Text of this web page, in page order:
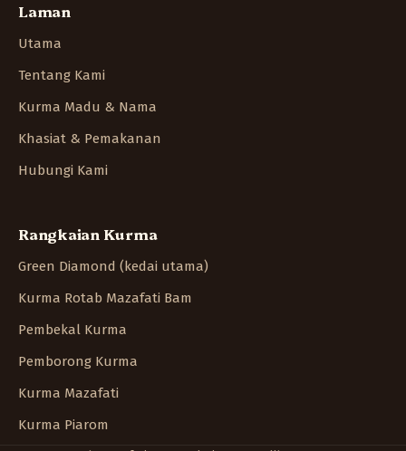
Laman
Utama
Tentang Kami
Kurma Madu & Nama
Khasiat & Pemakanan
Hubungi Kami
Rangkaian Kurma
Green Diamond (kedai utama)
Kurma Rotab Mazafati Bam
Pembekal Kurma
Pemborong Kurma
Kurma Mazafati
Kurma Piarom